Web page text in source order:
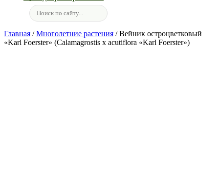
Главная /Многолетние растения / Вейник остроцветковый
«Karl Foerster» (Calamagrostis x acutiflora «Karl Foerster»)